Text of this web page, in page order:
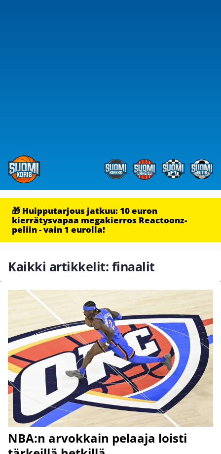
🎁 Huipputarjous jatkuu: 10 euron
kierrätysvapaa megakierros Reactoonz-
peliin - vain 1 eurolla!
Kaikki artikkelit: finaalit
NBA:n arvokkain pelaaja loisti